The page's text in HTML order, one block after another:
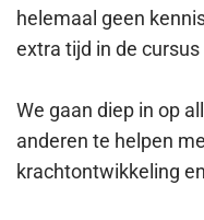
helemaal geen
extra tijd in de
We gaan diep in op
anderen te helpen
krachtontwikkeling